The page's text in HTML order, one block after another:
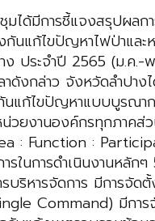
มได้มีการชี้แจงสรุปผลก
นแก้ไขปัญหาไฟป่าและ
ง ประจำปี 2565 (ม.ค.-
าดังกล่าว จังหวัดลำปาง
นแก้ไขปัญหาแบบบูรณาก
วยงานองค์กรทุกภาคส่
: Function :
รในการดำเนินงานหลัก
บริหารจัดการ มีการจัด
Command) มีกา